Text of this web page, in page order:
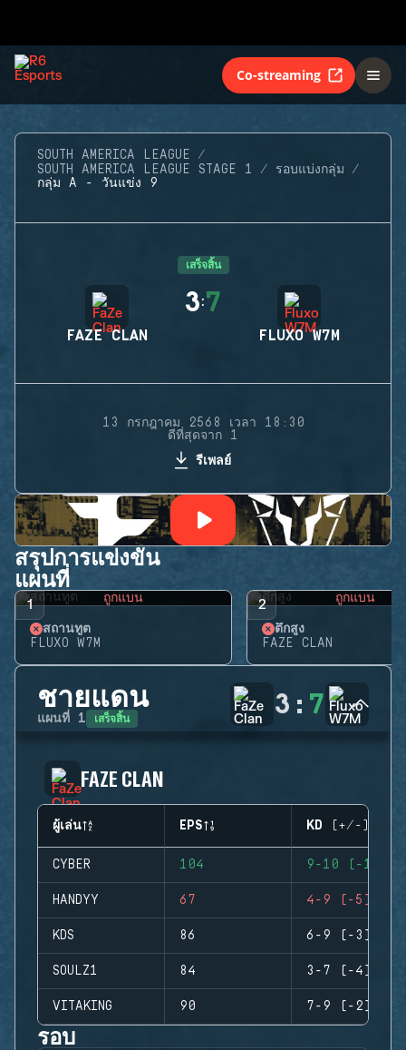
Co-streaming
SOUTH AMERICA LEAGUE
SOUTH AMERICA LEAGUE STAGE 1
รอบแบ่งกลุ่ม
กลุ่ม A - วันแข่ง 9
เสร็จสิ้น
FAZE CLAN
3:7
FLUXO W7M
13 กรกฎาคม 2568 เวลา 18:30
ดีที่สุดจาก 1
รีเพลย์
สรุปการแข่งขัน
แผนที่
1 ถูกแบน
สถานทูต
FLUXO W7M
2 ถูกแบน
ตึกสูง
FAZE CLAN
ชายแดน
แผนที่ 1 เสร็จสิ้น 3 : 7
FAZE CLAN
ผู้เล่น EPS KD (+/-)
CYBER 104 9-10 (-1)
HANDYY 67 4-9 (-5)
KDS 86 6-9 (-3)
SOULZ1 84 3-7 (-4)
VITAKING 90 7-9 (-2)
รอบ